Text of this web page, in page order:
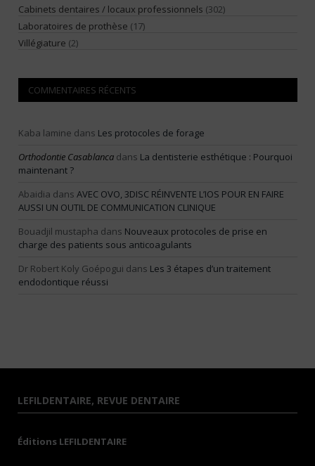
Cabinets dentaires / locaux professionnels (302)
Laboratoires de prothèse (17)
Villégiature (2)
COMMENTAIRES RÉCENTS
Kaba lamine dans Les protocoles de forage
Orthodontie Casablanca dans La dentisterie esthétique : Pourquoi
maintenant ?
Abaidia dans AVEC OVO, 3DISC RÉINVENTE L’IOS POUR EN FAIRE
AUSSI UN OUTIL DE COMMUNICATION CLINIQUE
Bouadjil mustapha dans Nouveaux protocoles de prise en
charge des patients sous anticoagulants
Dr Robert Koly Goépogui dans Les 3 étapes d’un traitement
endodontique réussi
LEFILDENTAIRE, REVUE DENTAIRE
Éditions LEFILDENTAIRE